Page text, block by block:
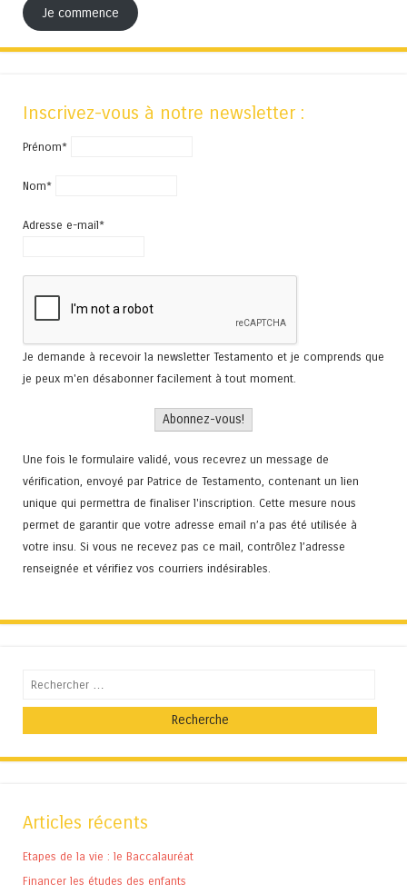
Je commence
Inscrivez-vous à notre newsletter :
Prénom*
Nom*
Adresse e-mail*
Je demande à recevoir la newsletter Testamento et je comprends que
je peux m'en désabonner facilement à tout moment.
Une fois le formulaire validé, vous recevrez un message de
vérification, envoyé par Patrice de Testamento, contenant un lien
unique qui permettra de finaliser l'inscription. Cette mesure nous
permet de garantir que votre adresse email n’a pas été utilisée à
votre insu. Si vous ne recevez pas ce mail, contrôlez l’adresse
renseignée et vérifiez vos courriers indésirables.
Recherche
Articles récents
Etapes de la vie : le Baccalauréat
Financer les études des enfants